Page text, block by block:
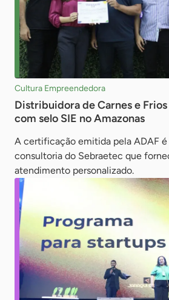
Cultura Empreendedora
Distribuidora de Carnes e Frios
com selo SIE no Amazonas
A certificação emitida pela ADAF
consultoria do Sebraetec que
atendimento personalizado.